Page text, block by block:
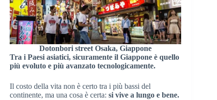
Dotonbori street Osaka, Giappone
Tra i Paesi asiatici, sicuramente il Giappone è quello
più evoluto e più avanzato tecnologicamente.
Il costo della vita non è certo tra i più bassi del
continente, ma una cosa è certa: si vive a lungo e bene.